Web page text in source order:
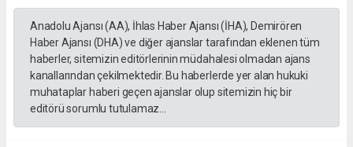
Anadolu Ajansı (AA), İhlas Haber Ajansı (İHA), Demirören
Haber Ajansı (DHA) ve diğer ajanslar tarafından eklenen tüm
haberler, sitemizin editörlerinin müdahalesi olmadan ajans
kanallarından çekilmektedir. Bu haberlerde yer alan hukuki
muhataplar haberi geçen ajanslar olup sitemizin hiç bir
editörü sorumlu tutulamaz...